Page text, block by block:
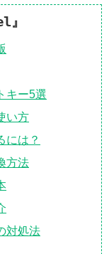
』
キー5選
い方
には？
方法
対処法